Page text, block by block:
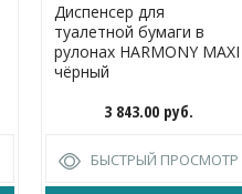
Диспенсер для
туалетной бумаги в
рулонах HARMONY MAXI
чёрный
3 843.00 руб.
БЫСТРЫЙ ПРОСМОТР